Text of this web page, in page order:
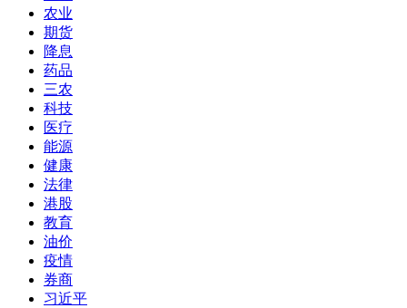
农业
期货
降息
药品
三农
科技
医疗
能源
健康
法律
港股
教育
油价
疫情
券商
习近平